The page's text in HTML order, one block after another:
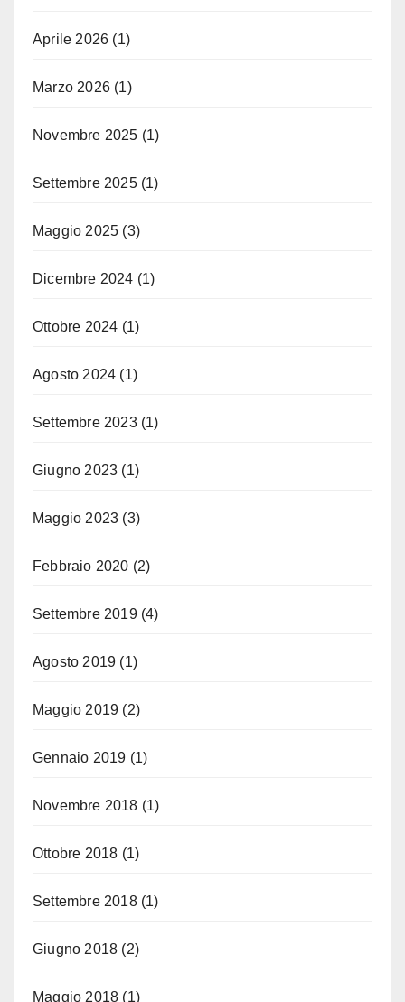
Aprile 2026 (1)
Marzo 2026 (1)
Novembre 2025 (1)
Settembre 2025(1)
Maggio 2025 (3)
Dicembre 2024 (1)
Ottobre 2024 (1)
Agosto 2024 (1)
Settembre 2023(1)
Giugno 2023 (1)
Maggio 2023 (3)
Febbraio 2020 (2)
Settembre 2019(4)
Agosto 2019 (1)
Maggio 2019 (2)
Gennaio 2019 (1)
Novembre 2018 (1)
Ottobre 2018 (1)
Settembre 2018(1)
Giugno 2018 (2)
Maggio 2018 (1)